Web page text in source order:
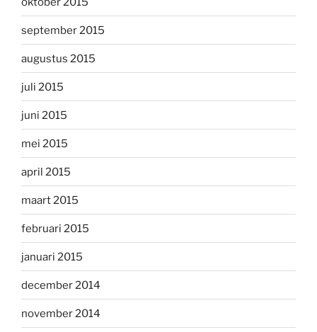
september 2015
augustus 2015
juli 2015
juni 2015
mei 2015
april 2015
maart 2015
februari 2015
januari 2015
december 2014
november 2014